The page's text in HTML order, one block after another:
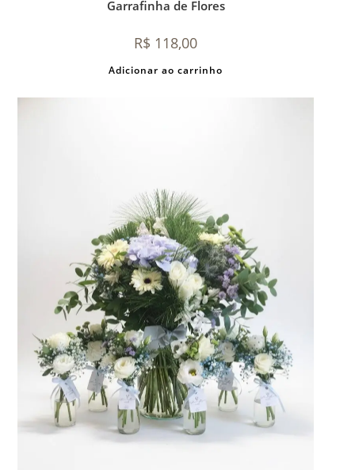
Garrafinha de Flores
R$ 118,00
Adicionar ao carrinho